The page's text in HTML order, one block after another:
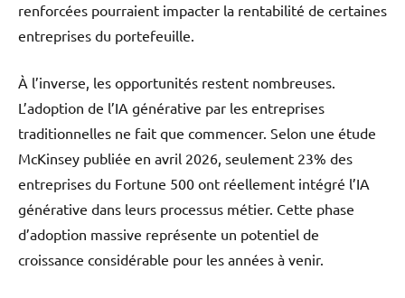
renforcées pourraient impacter la rentabilité de certaines
entreprises du portefeuille.
À l’inverse, les opportunités restent nombreuses.
L’adoption de l’IA générative par les entreprises
traditionnelles ne fait que commencer. Selon une étude
McKinsey publiée en avril 2026, seulement 23% des
entreprises du Fortune 500 ont réellement intégré l’IA
générative dans leurs processus métier. Cette phase
d’adoption massive représente un potentiel de
croissance considérable pour les années à venir.